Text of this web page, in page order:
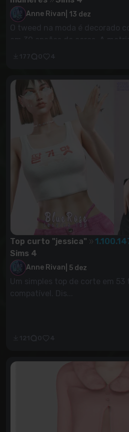
Anne Rivan 13 dez
O tweed na moda é decorado
Top curto "jessica"
Sims 4
Anne Rivan 5 dez